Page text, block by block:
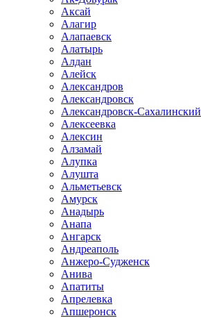
Аксай
Алагир
Алапаевск
Алатырь
Алдан
Алейск
Александров
Александровск
Александровск-Сахалинский
Алексеевка
Алексин
Алзамай
Алупка
Алушта
Альметьевск
Амурск
Анадырь
Анапа
Ангарск
Андреаполь
Анжеро-Судженск
Анива
Апатиты
Апрелевка
Апшеронск